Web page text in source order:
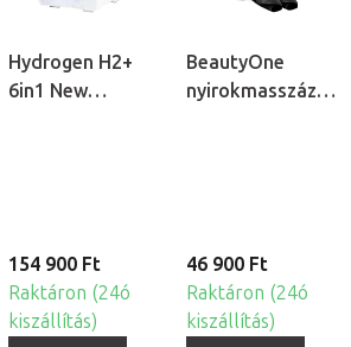
Hydrogen H2+
6in1 New
kezelésekhez
154 900 Ft
Raktáron (24ó
kiszállítás)
BeautyOne
nyirokmasszázs
46 900 Ft
Raktáron (24ó
kiszállítás)